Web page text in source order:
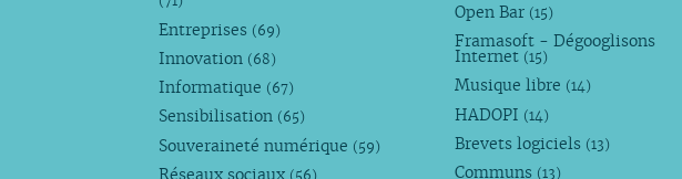
Entreprises (69)
Innovation (68)
Informatique (67)
Sensibilisation (65)
Souveraineté numérique (59)
Réseaux sociaux (56)
Open Bar (15)
Framasoft - Dégooglisons
Internet (15)
Musique libre (14)
HADOPI (14)
Brevets logiciels (13)
Communs (13)